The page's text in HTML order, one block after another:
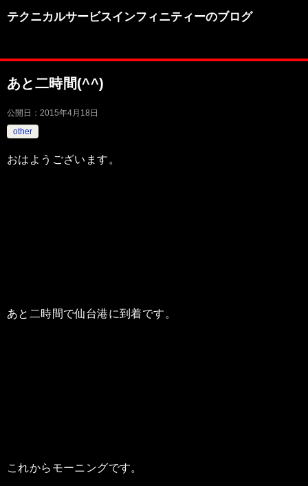
テクニカルサービスインフィニティーのブログ
あと二時間(^^)
公開日： 2015年4月18日
other
おはようございます。
あと二時間で仙台港に到着です。
これからモーニングです。